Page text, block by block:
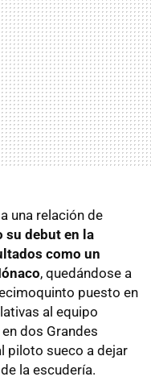
una relación de
su debut en la
como un
, quedándose a
puesto en
al equipo
dos Grandes
piloto sueco a dejar
la escudería.